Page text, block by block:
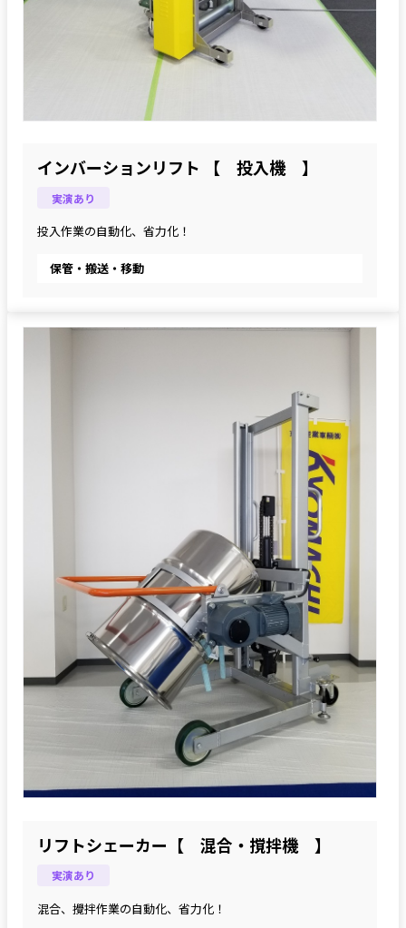
インバーションリフト 【 投入機 】
実演あり
投入作業の自動化、省力化！
保管・搬送・移動
リフトシェーカー【 混合・撹拌機 】
実演あり
混合、攪拌作業の自動化、省力化！